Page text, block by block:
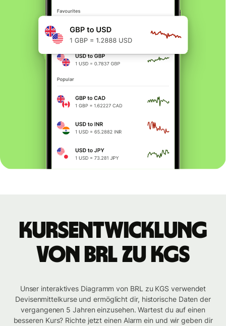
Kursentwicklung
von BRL zu KGS
Unser interaktives Diagramm von BRL zu KGS verwendet
Devisenmittelkurse und ermöglicht dir, historische Daten der
vergangenen 5 Jahren einzusehen. Wartest du auf einen
besseren Kurs? Richte jetzt einen Alarm ein und wir geben dir